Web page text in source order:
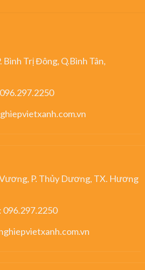
Bình Trị Đông, Q.Bình Tân,
096.297.2250
P. Thủy Dương, TX. Hương
096.297.2250